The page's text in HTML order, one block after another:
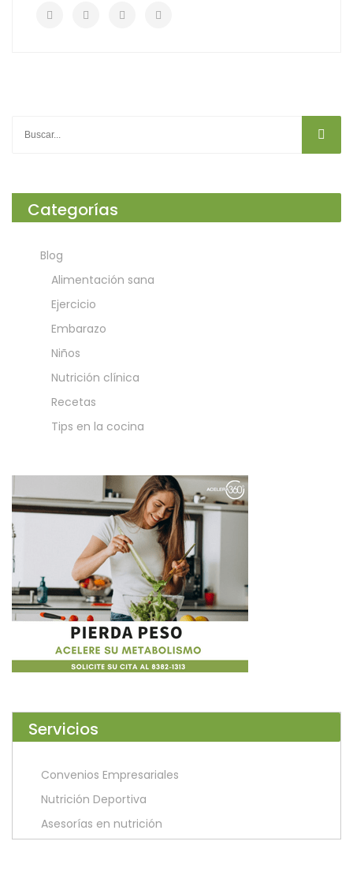
Categorías
Blog
Alimentación sana
Ejercicio
Embarazo
Niños
Nutrición clínica
Recetas
Tips en la cocina
Servicios
Convenios Empresariales
Nutrición Deportiva
Asesorías en nutrición